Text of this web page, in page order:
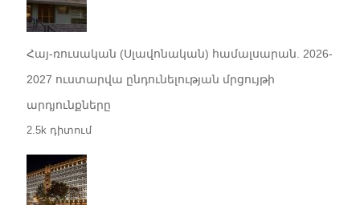
Հայ-ռուսական (Սլավոնական) համալսարան. 2026-
2027 ուստարվա ընդունելության մրցույթի
արդյունքները
2.5k դիտում